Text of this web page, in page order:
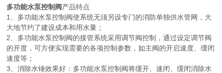
多功能水泵控制阀产品特点
1、多功能水泵控制阀使系统无须另设专门的消防单独供水管网，大
大地节约了建设成本和用水量；
2、多功能水泵控制阀的接管系统采用调节阀控制，通过设定调节阀
的开度，可方便实现需要的各项控制参数，如主阀的开启速度、缓闭
速度等；
3、消除水锤效果好：多功能水泵控制阀将缓开、速闭、缓闭消除水